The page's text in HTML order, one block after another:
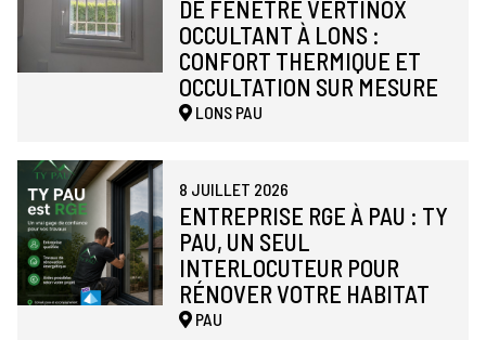
DE FENÊTRE VERTINOX
OCCULTANT À LONS :
CONFORT THERMIQUE ET
OCCULTATION SUR MESURE
LONS PAU
8 JUILLET 2026
ENTREPRISE RGE À PAU : TY
PAU, UN SEUL
INTERLOCUTEUR POUR
RÉNOVER VOTRE HABITAT
PAU